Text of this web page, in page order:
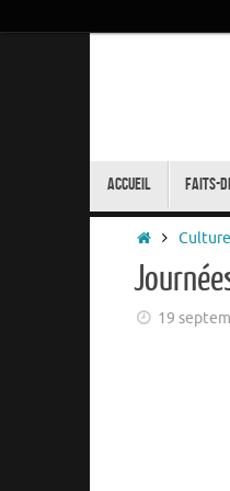
Accueil Faits-
Accueil
Culture
19